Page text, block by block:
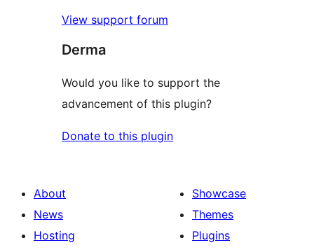
View support forum
Derma
Would you like to support the
advancement of this plugin?
Donate to this plugin
About
News
Hosting
Showcase
Themes
Plugins